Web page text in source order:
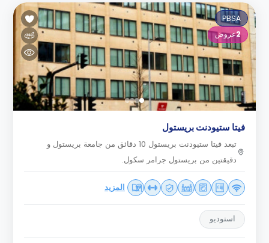
PBSA
2عروض
فيتا ستيودنت بريستول
تبعد فيتا ستيودنت بريستول 10 دقائق من جامعة بريستول و
دقيقتين من بريستول جرامر سكول.
المزيد
استوديو